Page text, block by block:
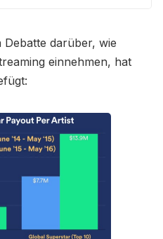
darüber, wie
einnehmen, hat